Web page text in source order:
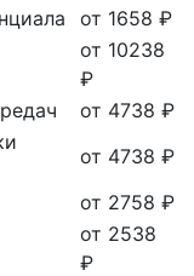
от 1658 ₽
от 10238
₽
от 4738 ₽
от 4738 ₽
от 2758 ₽
от 2538
₽